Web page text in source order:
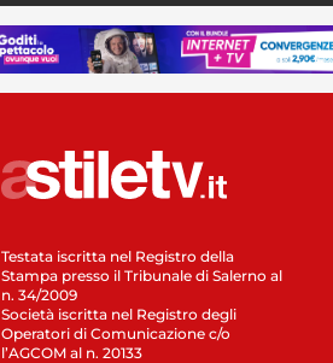
Testata iscritta nel Registro della
Stampa presso il Tribunale di Salerno al
n. 34/2009
Società iscritta nel Registro degli
Operatori di Comunicazione c/o
l’AGCOM al n. 20133